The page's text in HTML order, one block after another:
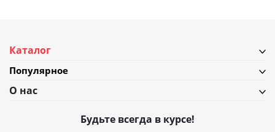
Каталог
Популярное
О нас
Будьте всегда в курсе!